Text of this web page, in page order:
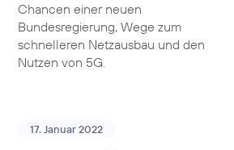
Chancen einer neuen
Bundesregierung, Wege zum
schnelleren Netzausbau und den
Nutzen von 5G.
17. Januar 2022